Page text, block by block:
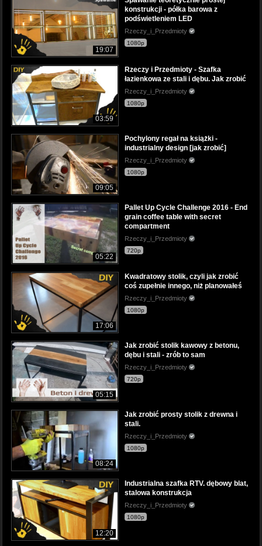
19:07
konstrukcji - półka barowa z
podświetleniem LED
Rzeczy_i_Przedmioty
1080p
03:59
Rzeczy i Przedmioty - Szafka
łazienkowa ze stali i dębu. Jak zrobić
Rzeczy_i_Przedmioty
1080p
09:05
Pochylony regał na książki -
industrialny design [jak zrobić]
Rzeczy_i_Przedmioty
1080p
05:22
Pallet Up Cycle Challenge 2016 - End
grain coffee table with secret
compartment
Rzeczy_i_Przedmioty
720p
17:06
Kwadratowy stolik, czyli jak zrobić
coś zupełnie innego, niż planowałeś
Rzeczy_i_Przedmioty
1080p
05:15
Jak zrobić stolik kawowy z betonu,
dębu i stali - zrób to sam
Rzeczy_i_Przedmioty
720p
08:24
Jak zrobić prosty stolik z drewna i
stali.
Rzeczy_i_Przedmioty
1080p
12:20
Industrialna szafka RTV. dębowy blat,
stalowa konstrukcja
Rzeczy_i_Przedmioty
1080p